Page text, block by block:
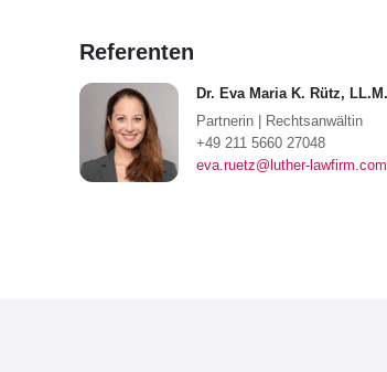
Referenten
Dr. Eva Maria K. Rütz, LL.M.
Partnerin | Rechtsanwältin
+49 211 5660 27048
eva.ruetz@luther-lawfirm.com